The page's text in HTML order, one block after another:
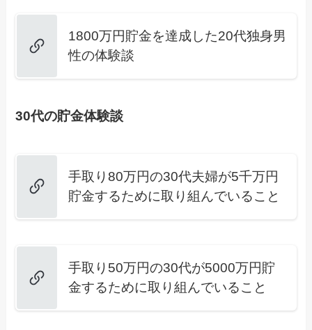
1800万円貯金を達成した20代独身男
性の体験談
30代の貯金体験談
手取り80万円の30代夫婦が5千万円
貯金するために取り組んでいること
手取り50万円の30代が5000万円貯
金するために取り組んでいること